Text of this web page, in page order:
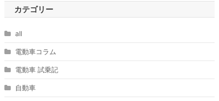
カテゴリー
all
電動車コラム
電動車 試乗記
自動車